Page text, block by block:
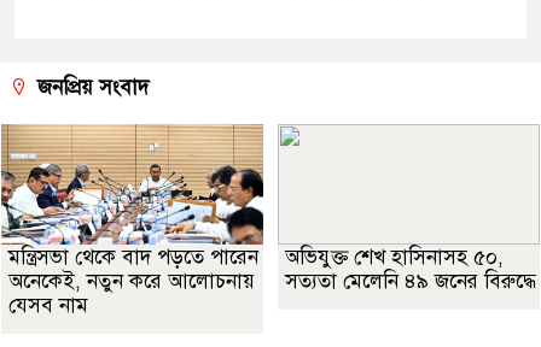
জনপ্রিয় সংবাদ
মন্ত্রিসভা থেকে বাদ পড়তে পারেন
অনেকেই, নতুন করে আলোচনায়
যেসব নাম
অভিযুক্ত শেখ হাসিনাসহ ৫০,
সত্যতা মেলেনি ৪৯ জনের বিরুদ্ধে